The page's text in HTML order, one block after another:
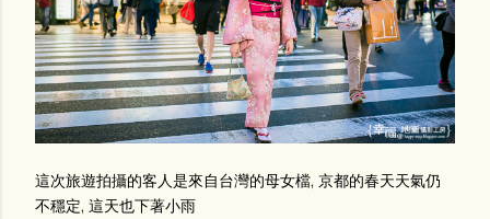
這次旅遊拍攝的客人是來自台灣的母女檔, 京都的春天天氣仍
不穩定, 這天也下著小雨